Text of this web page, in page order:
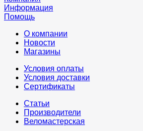
Информация
Помощь
О компании
Новости
Магазины
Условия оплаты
Условия доставки
Сертификаты
Статьи
Производители
Веломастерская